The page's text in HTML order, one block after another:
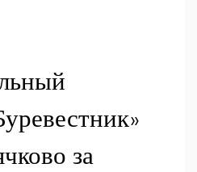
за